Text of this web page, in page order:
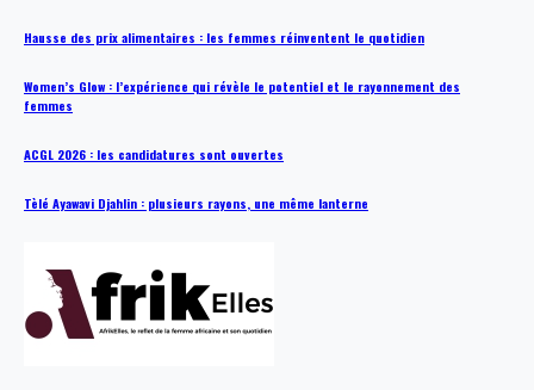
Hausse des prix alimentaires : les femmes réinventent le quotidien
Women’s Glow : l’expérience qui révèle le potentiel et le rayonnement des
femmes
ACGL 2026 : les candidatures sont ouvertes
Tèlé Ayawavi Djahlin : plusieurs rayons, une même lanterne